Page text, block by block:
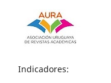
Indicadores: